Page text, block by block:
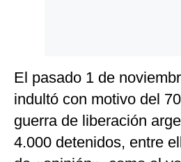
El pasado 1 de
indultó con motivo del
guerra de liberación
4.000 detenidos, entre